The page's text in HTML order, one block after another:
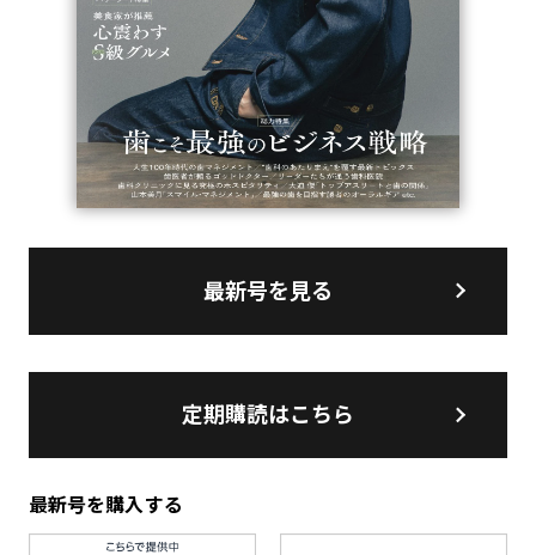
最新号を見る
定期購読はこちら
最新号を購入する